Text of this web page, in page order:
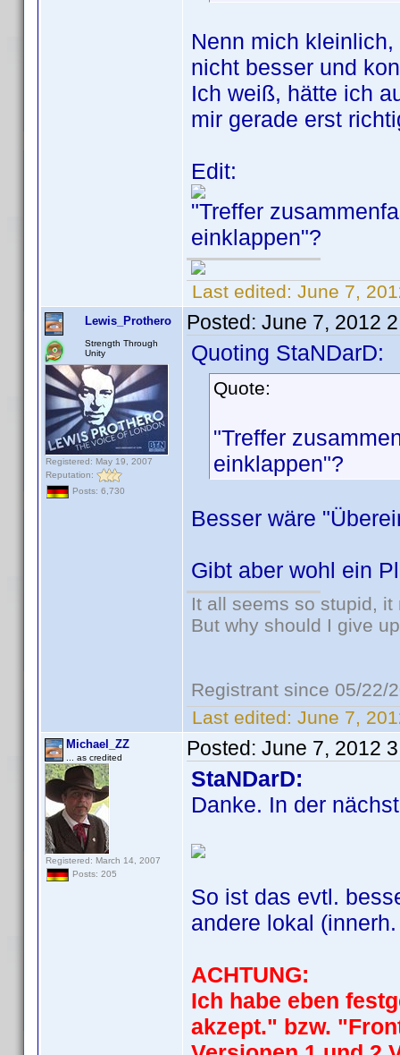
Nenn mich
nicht besser und
Ich weiß, hätte ich
mir gerade erst
Edit:
"Treffer
einklappen"?
Last edited: June 7,
Lewis_Prothero
Strength Through
Unity
Registered: May 19, 2007
Reputation:
Posts: 6,730
Posted: June 7, 2012
Quoting StaNDarD:
Quote:
"Treffer
einklappen"?
Besser wäre
Gibt aber wohl ein
It all seems so stupid,
But why should I give
Registrant since 05/22/
Last edited: June 7,
Michael_ZZ
... as credited
Registered: March 14, 2007
Posts: 205
Posted: June 7, 2012
StaNDarD:
Danke. In der
So ist das evtl.
andere lokal
ACHTUNG:
Ich habe eben
akzept." bzw.